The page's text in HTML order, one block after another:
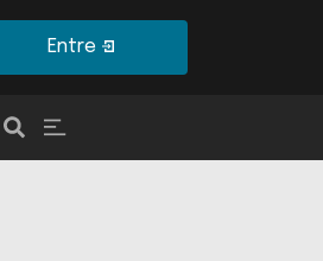
Entre